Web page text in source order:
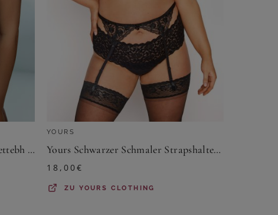
Playful Promises Yours – Balconettebh In Schwarz Aus Netzstoffsize 100F
YOURS
Yours Schwarzer Schmaler Strapshalter Aus Spitzesize 46-48
18,00€
ZUYOURS CLOTHING